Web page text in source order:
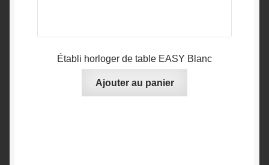
Établi horloger de table EASY Blanc
Ajouter au panier